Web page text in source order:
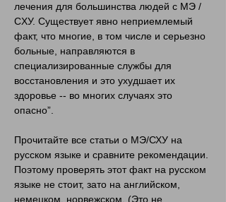
лечения для большинства людей с МЭ /
CХУ. Существует явно неприемлемый
факт, что многие, в том числе и серьезно
больные, направляются в
специализированные службы для
восстановления и это ухудшает их
здоровье -- во многих случаях это
опасно”.
Прочитайте все статьи о МЭ/СХУ на
русском языке и сравните рекомендации.
Поэтому проверять этот факт на русском
языке не стоит, зато на английском,
немецком, норвежском. (Это не